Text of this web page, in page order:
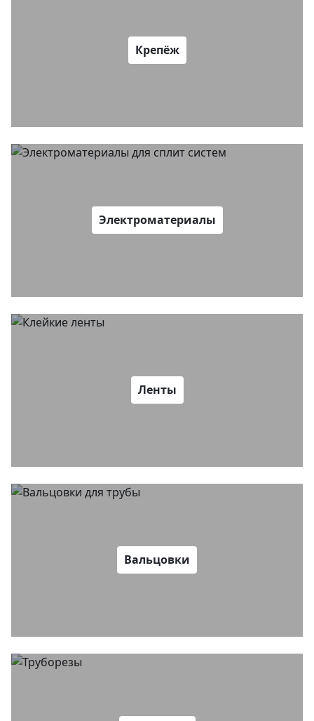
Крепёж
Электроматериалы
Ленты
Вальцовки